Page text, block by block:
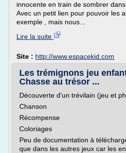
innocente en train de sombrer
Avec un petit lien pour pouvoir les
exemple , mais nous...
Lire la suite
Site : http://www.espacekid.com
Les trémignons jeu enfant
Chasse au trésor ...
Découverte d'un trévilain (jeu et
Chanson
Récompense
Coloriages
Peu de documentation à
que dans les autres jeux car les